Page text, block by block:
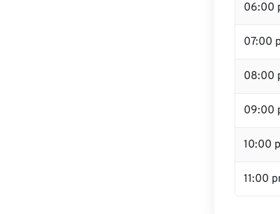
06:00
07:00
08:00
09:00
10:00
11:00